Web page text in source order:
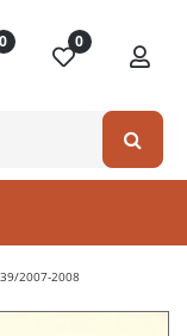
0 0
39/2007-2008